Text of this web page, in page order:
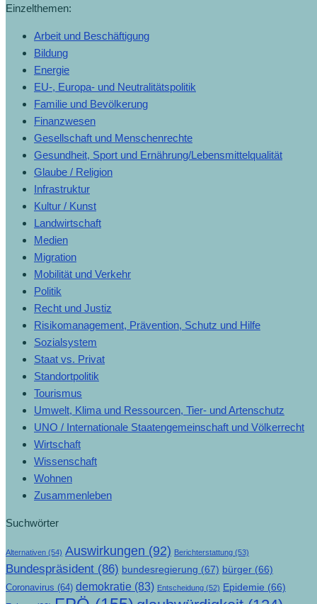
Einzelthemen:
Arbeit und Beschäftigung
Bildung
Energie
EU-, Europa- und Neutralitätspolitik
Familie und Bevölkerung
Finanzwesen
Gesellschaft und Menschenrechte
Gesundheit, Sport und Ernährung/Lebensmittelqualität
Glaube / Religion
Infrastruktur
Kultur / Kunst
Landwirtschaft
Medien
Migration
Mobilität und Verkehr
Politik
Recht und Justiz
Risikomanagement, Prävention, Schutz und Hilfe
Sozialsystem
Staat vs. Privat
Standortpolitik
Tourismus
Umwelt, Klima und Ressourcen, Tier- und Artenschutz
UNO / Internationale Staatengemeinschaft und Völkerrecht
Wirtschaft
Wissenschaft
Wohnen
Zusammenleben
Suchwörter
Alternativen (54) Auswirkungen (92) Berichterstattung (53)
Bundespräsident (86) bundesregierung (67) bürger (66)
Coronavirus (64) demokratie (83) Entscheidung (52) Epidemie (66)